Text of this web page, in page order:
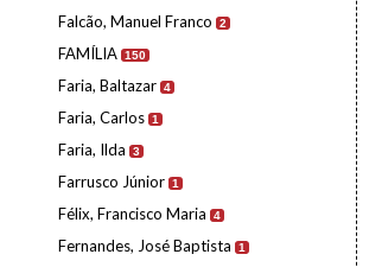
Falcão, Manuel Franco 2
FAMÍLIA 150
Faria, Baltazar 4
Faria, Carlos 1
Faria, Ilda 3
Farrusco Júnior 1
Félix, Francisco Maria 4
Fernandes, José Baptista 1